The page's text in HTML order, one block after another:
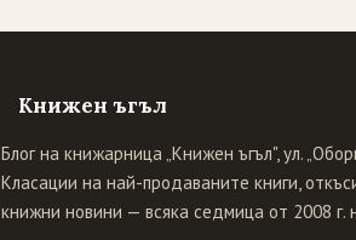
Книжен ъгъл
Блог на книжарница „Книжен ъгъл", ул.
Класации на най-продаваните книги,
книжни новини — всяка седмица от 2008 г.